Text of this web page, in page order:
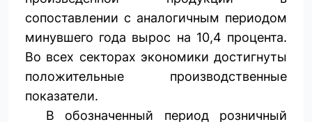
сопоставлении с аналогичным периодом
минувшего года вырос на 10,4 процента.
Во всех секторах экономики достигнуты
положительные производственные
показатели.
В обозначенный период розничный